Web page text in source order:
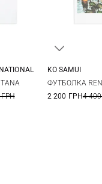
ГРН
KO SAMUI
ФУТБОЛКА
2 200 ГРН4